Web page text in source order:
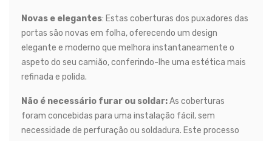
Novas e elegantes: Estas coberturas dos puxadores das
portas são novas em folha, oferecendo um design
elegante e moderno que melhora instantaneamente o
aspeto do seu camião, conferindo-lhe uma estética mais
refinada e polida.
Não é necessário furar ou soldar:As coberturas
foram concebidas para uma instalação fácil, sem
necessidade de perfuração ou soldadura. Este processo